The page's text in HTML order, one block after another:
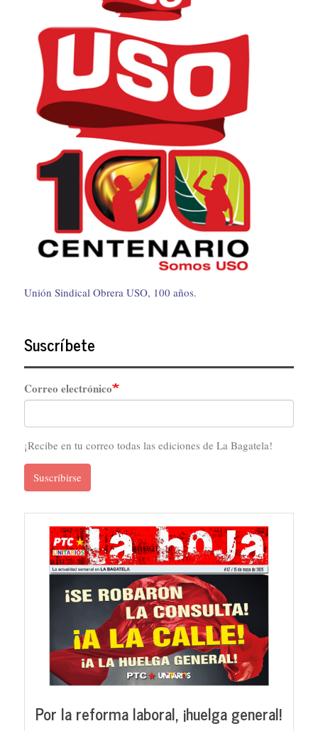
Unión Sindical Obrera USO, 100 años.
Suscríbete
Correo electrónico
¡Recibe en tu correo todas las ediciones de La Bagatela!
Suscribirse
Por la reforma laboral, ¡huelga general!